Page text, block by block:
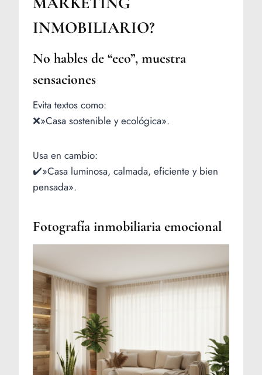
INMOBILIARIO?
No hables de “eco”, muestra
sensaciones
Evita textos como:
❌»Casa sostenible y ecológica».
Usa en cambio:
✔️»Casa luminosa, calmada, eficiente y bien
pensada».
Fotografía inmobiliaria emocional